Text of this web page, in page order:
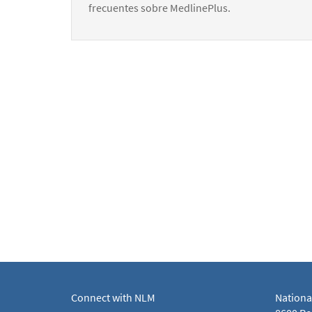
frecuentes sobre MedlinePlus.
Connect with NLM